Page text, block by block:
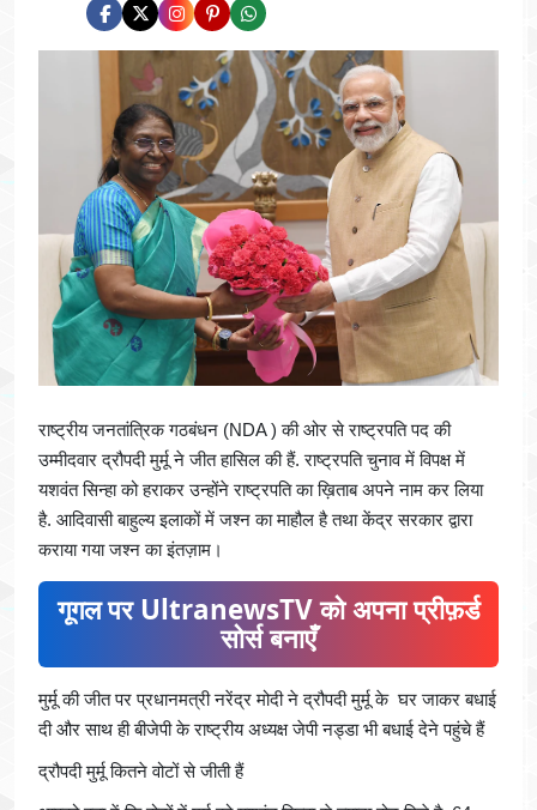
राष्ट्रीय जनतांत्रिक गठबंधन (NDA ) की ओर से राष्ट्रपति पद की
उम्मीदवार द्रौपदी मुर्मू ने जीत हासिल की हैं. राष्ट्रपति चुनाव में विपक्ष में
यशवंत सिन्हा को हराकर उन्होंने राष्ट्रपति का ख़िताब अपने नाम कर लिया
है. आदिवासी बाहुल्य इलाकों में जश्न का माहौल है तथा केंद्र सरकार द्वारा
कराया गया जश्न का इंतज़ाम।
गूगल पर UltranewsTV को अपना प्रीफ़र्ड
सोर्स बनाएँ
मुर्मू की जीत पर प्रधानमत्री नरेंद्र मोदी ने द्रौपदी मुर्मू के घर जाकर बधाई
दी और साथ ही बीजेपी के राष्ट्रीय अध्यक्ष जेपी नड्डा भी बधाई देने पहुंचे हैं
द्रौपदी मुर्मू कितने वोटों से जीती हैं